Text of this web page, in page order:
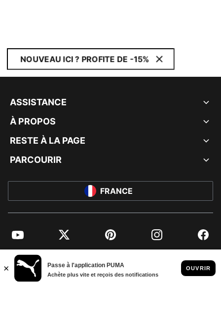
NOUVEAU ICI ? PROFITE DE -15%
ASSISTANCE
À PROPOS
RESTE À LA PAGE
PARCOURIR
FRANCE
YouTube Twitter Pinterest Instagram
© PUMA EUROPE GMBH, 2026. TOUS DROITS RÉSERVÉS
MENTIONS ET DONNÉES LÉGALES